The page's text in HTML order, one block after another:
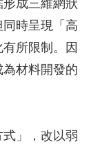
時呈現「高
所限制。因
材料開發的
」，改以弱